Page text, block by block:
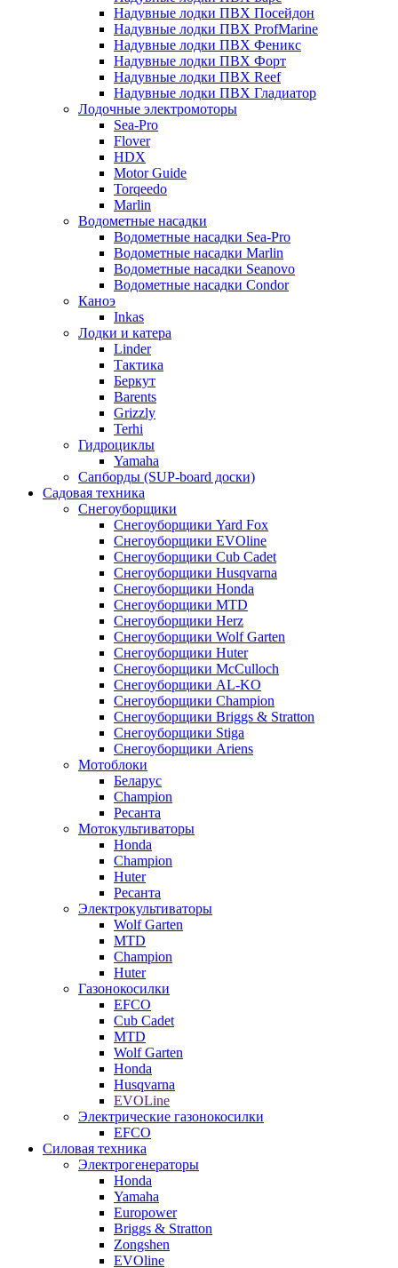
Надувные лодки ПВХ Посейдон
Надувные лодки ПВХ ProfMarine
Надувные лодки ПВХ Феникс
Надувные лодки ПВХ Форт
Надувные лодки ПВХ Reef
Надувные лодки ПВХ Гладиатор
Лодочные электромоторы
Sea-Pro
Flover
HDX
Motor Guide
Torqeedo
Marlin
Водометные насадки
Водометные насадки Sea-Pro
Водометные насадки Marlin
Водометные насадки Seanovo
Водометные насадки Condor
Каноэ
Inkas
Лодки и катера
Linder
Тактика
Беркут
Barents
Grizzly
Terhi
Гидроциклы
Yamaha
Сапборды (SUP-board доски)
Садовая техника
Снегоуборщики
Снегоуборщики Yard Fox
Снегоуборщики EVOline
Снегоуборщики Cub Cadet
Снегоуборщики Husqvarna
Снегоуборщики Honda
Снегоуборщики MTD
Снегоуборщики Herz
Снегоуборщики Wolf Garten
Снегоуборщики Huter
Снегоуборщики McCulloch
Снегоуборщики AL-KO
Снегоуборщики Champion
Снегоуборщики Briggs & Stratton
Снегоуборщики Stiga
Снегоуборщики Ariens
Мотоблоки
Беларус
Champion
Ресанта
Мотокультиваторы
Honda
Champion
Huter
Ресанта
Электрокультиваторы
Wolf Garten
MTD
Champion
Huter
Газонокосилки
EFCO
Cub Cadet
MTD
Wolf Garten
Honda
Husqvarna
EVOLine
Электрические газонокосилки
EFCO
Силовая техника
Электрогенераторы
Honda
Yamaha
Europower
Briggs & Stratton
Zongshen
EVOline